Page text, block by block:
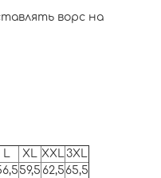
ворс на
L XL XXL3XL
59,5 62,5 65,5